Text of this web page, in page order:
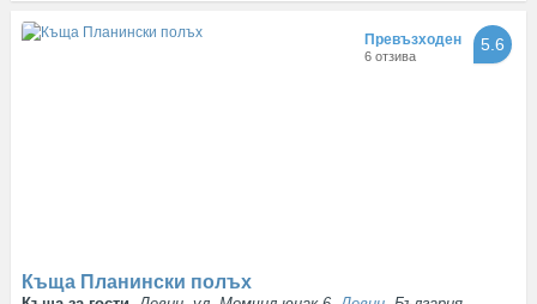
Къща Планински полъх
Превъзходен
6 отзива
5.6